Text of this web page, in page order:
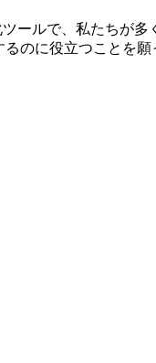
ールで、私たちが
のに役立つことを願